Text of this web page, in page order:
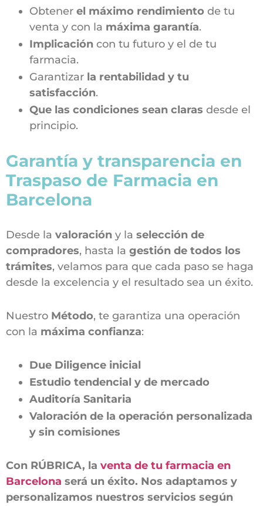
Obtener el máximo rendimiento de tu
venta y con la máxima garantía.
Implicación con tu futuro y el de tu
farmacia.
Garantizar la rentabilidad y tu
satisfacción.
Que las condiciones sean claras desde el
principio.
Garantía y transparencia en
Traspaso de Farmacia en
Barcelona
Desde la valoración y la selección de
compradores, hasta la gestión de todos los
trámites, velamos para que cada paso se haga
desde la excelencia y el resultado sea un éxito.
Nuestro Método, te garantiza una operación
con la máxima confianza:
Due Diligence inicial
Estudio tendencial y de mercado
Auditoría Sanitaria
Valoración de la operación personalizada
y sin comisiones
Con RÚBRICA, la venta de tu farmacia en
Barcelona será un éxito. Nos adaptamos y
personalizamos nuestros servicios según